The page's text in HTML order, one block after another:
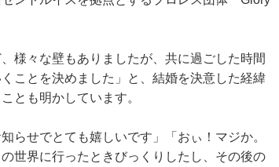
様々な壁もありましたが、共に過ごした時間
ことを決めました」と、結婚を決意した経緯
とも明かしています。
らせでとても嬉しいです」「おぃ！マジか。
世界に行ったときびっくりしたし、その後の